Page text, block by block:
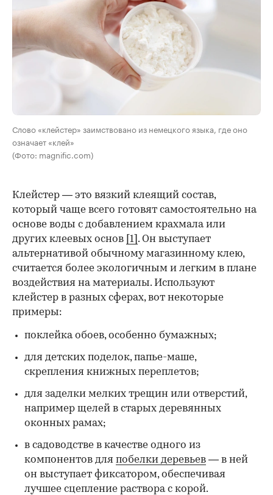
Слово «клейстер» заимствовано из немецкого языка, где оно
означает «клей»
(Фото: magnific.com)
00:00 / 00:00
Клейстер — это вязкий клеящий состав,
который чаще всего готовят самостоятельно на
основе воды с добавлением крахмала или
других клеевых основ [1] . Он выступает
альтернативой обычному магазинному клею,
считается более экологичным и легким в плане
воздействия на материалы. Используют
клейстер в разных сферах, вот некоторые
примеры:
поклейка обоев, особенно бумажных;
для детских поделок, папье-маше,
скрепления книжных переплетов;
для заделки мелких трещин или отверстий,
например щелей в старых деревянных
оконных рамах;
в садоводстве в качестве одного из
компонентов для побелки деревьев — в ней
он выступает фиксатором, обеспечивая
лучшее сцепление раствора с корой.